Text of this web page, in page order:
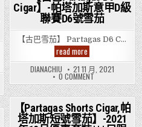
加
斯
意
甲
D
級
D6
號
雪
茄
茄】-
帕
塔
加
斯
意
D
級
聯
D6
號
雪
茄
Posted
Cigar】-帕塔加斯意甲D級
聯賽D6號雪茄
【古巴雪茄】 Partagas D6 C…
read more
巴
Partagas
D6
Cigar】-
帕
塔
加
斯
意
DIANACHIU 21 11 月, 2021
0 COMMENTON
【古
巴
PARTAGAS
D6
CIGAR】-
帕
Posted
【Partagas Shorts Cigar,帕
塔加斯短號雪茄】-2021